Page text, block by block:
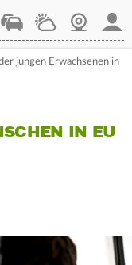
StaupilotWetterWebcam
jungen Erwachsenen in
IN EU